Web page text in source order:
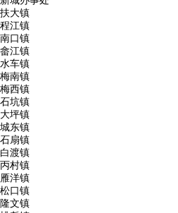
扶大镇
程江镇
南口镇
畲江镇
水车镇
梅南镇
梅西镇
石坑镇
大坪镇
城东镇
石扇镇
白渡镇
丙村镇
雁洋镇
松口镇
隆文镇